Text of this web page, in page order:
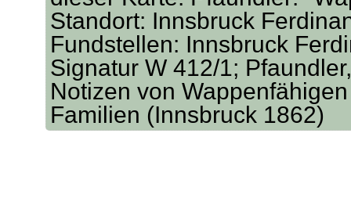
Standort: Innsbruck
Fundstellen: Innsbruck
Signatur W 412/1;
Notizen von
Familien (Innsbruck 1862)